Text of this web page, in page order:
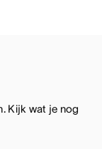
Kijk wat je nog